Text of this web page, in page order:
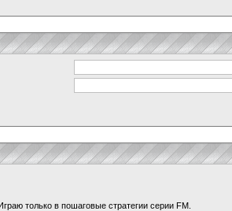
только в пошаговые стратегии серии FM.